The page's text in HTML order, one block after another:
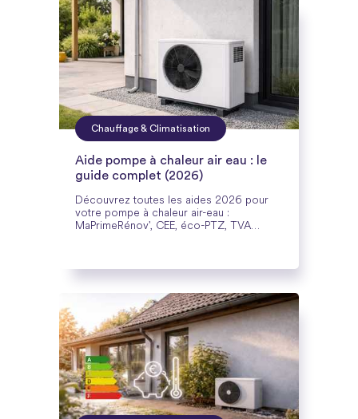
Chauffage & Climatisation
Aide pompe à chaleur air eau : le
guide complet (2026)
Découvrez toutes les aides 2026 pour
votre pompe à chaleur air-eau :
MaPrimeRénov', CEE, éco-PTZ, TVA